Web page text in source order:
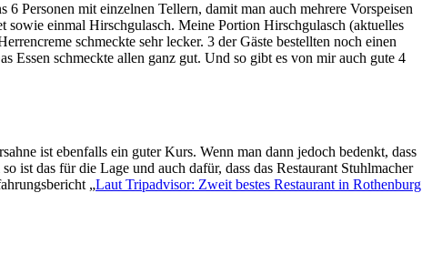
Personen mit einzelnen Tellern, damit man auch mehrere Vorspeisen
einmal Hirschgulasch. Meine Portion Hirschgulasch (aktuelles
schmeckte sehr lecker. 3 der Gäste bestellten noch einen
Essen schmeckte allen ganz gut. Und so gibt es von mir auch gute 4
ist ebenfalls ein guter Kurs. Wenn man dann jedoch bedenkt, dass
ist das für die Lage und auch dafür, dass das Restaurant Stuhlmacher
„Laut Tripadvisor: Zweit bestes Restaurant in Rothenburg